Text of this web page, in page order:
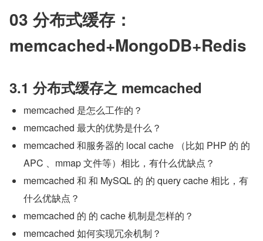
03 分布式缓存：
memcached+MongoDB+Redis
3.1 分布式缓存之 memcached
memcached 是怎么工作的？
memcached 最大的优势是什么？
memcached 和服务器的 local cache （比如 PHP 的 的
APC 、mmap 文件等）相比，有什么优缺点？
memcached 和 和 MySQL 的 的 query cache 相比，有
什么优缺点？
memcached 的 的 cache 机制是怎样的？
memcached 如何实现冗余机制？